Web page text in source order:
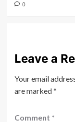
0
Leave a
Your email
are marked*
Comment *